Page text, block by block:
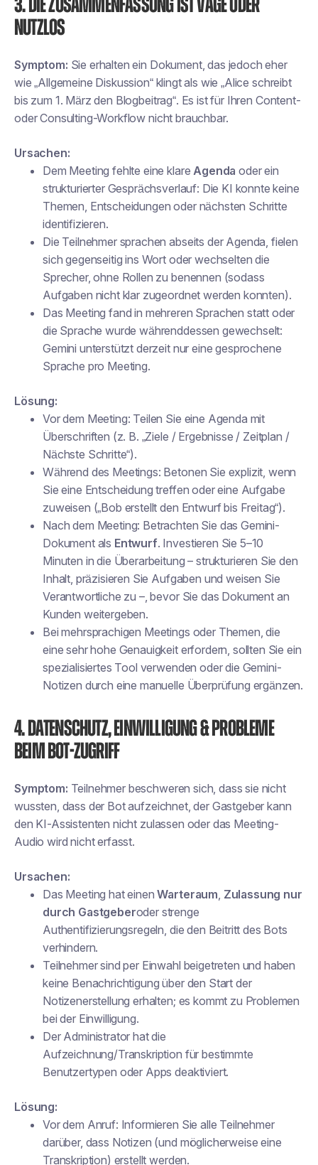
3. Die Zusammenfassung ist vage oder
nutzlos
Symptom: Sie erhalten ein Dokument, das jedoch eher
wie „Allgemeine Diskussion“ klingt als wie „Alice schreibt
bis zum 1. März den Blogbeitrag“. Es ist für Ihren Content-
oder Consulting-Workflow nicht brauchbar.
Ursachen:
Dem Meeting fehlte eine klare Agenda oder ein
strukturierter Gesprächsverlauf: Die KI konnte keine
Themen, Entscheidungen oder nächsten Schritte
identifizieren.
Die Teilnehmer sprachen abseits der Agenda, fielen
sich gegenseitig ins Wort oder wechselten die
Sprecher, ohne Rollen zu benennen (sodass
Aufgaben nicht klar zugeordnet werden konnten).
Das Meeting fand in mehreren Sprachen statt oder
die Sprache wurde währenddessen gewechselt:
Gemini unterstützt derzeit nur eine gesprochene
Sprache pro Meeting.
Lösung:
Vor dem Meeting: Teilen Sie eine Agenda mit
Überschriften (z. B. „Ziele / Ergebnisse / Zeitplan /
Nächste Schritte“).
Während des Meetings: Betonen Sie explizit, wenn
Sie eine Entscheidung treffen oder eine Aufgabe
zuweisen („Bob erstellt den Entwurf bis Freitag“).
Nach dem Meeting: Betrachten Sie das Gemini-
Dokument als Entwurf. Investieren Sie 5–10
Minuten in die Überarbeitung – strukturieren Sie den
Inhalt, präzisieren Sie Aufgaben und weisen Sie
Verantwortliche zu –, bevor Sie das Dokument an
Kunden weitergeben.
Bei mehrsprachigen Meetings oder Themen, die
eine sehr hohe Genauigkeit erfordern, sollten Sie ein
spezialisiertes Tool verwenden oder die Gemini-
Notizen durch eine manuelle Überprüfung ergänzen.
4. Datenschutz, Einwilligung & Probleme
beim Bot-Zugriff
Symptom: Teilnehmer beschweren sich, dass sie nicht
wussten, dass der Bot aufzeichnet, der Gastgeber kann
den KI-Assistenten nicht zulassen oder das Meeting-
Audio wird nicht erfasst.
Ursachen:
Das Meeting hat einenWarteraum Zulassung nur
durch Gastgeberoder strenge
Authentifizierungsregeln, die den Beitritt des Bots
verhindern.
Teilnehmer sind per Einwahl beigetreten und haben
keine Benachrichtigung über den Start der
Notizenerstellung erhalten; es kommt zu Problemen
bei der Einwilligung.
Der Administrator hat die
Aufzeichnung/Transkription für bestimmte
Benutzertypen oder Apps deaktiviert.
Lösung:
Vor dem Anruf: Informieren Sie alle Teilnehmer
darüber, dass Notizen (und möglicherweise eine
Transkription) erstellt werden.